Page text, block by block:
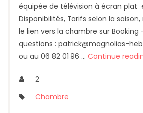
équipée de télévision à écran plat
Disponibilités, Tarifs selon la
le lien vers la chambre sur Booking
questions : patrick@magnolias-
ou au 06 82 01 96 … Continue
2
Chambre